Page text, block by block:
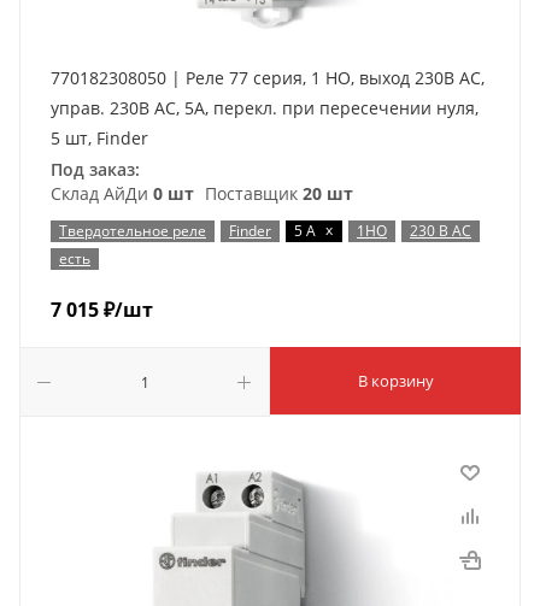
770182308050 | Реле 77 серия, 1 НО, выход 230В AC,
управ. 230В AC, 5А, перекл. при пересечении нуля,
5 шт, Finder
Под заказ:
Склад АйДи 0 шт Поставщик 20 шт
Твердотельное реле Finder 5 А x 1НО
230 В AC
есть
7 015₽/шт
В корзину